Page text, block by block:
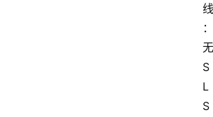
线
：
无
S
L
S